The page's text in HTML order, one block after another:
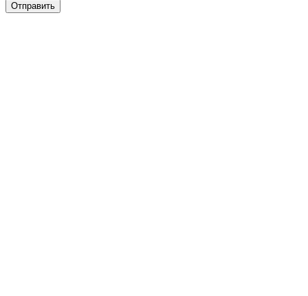
Отправить